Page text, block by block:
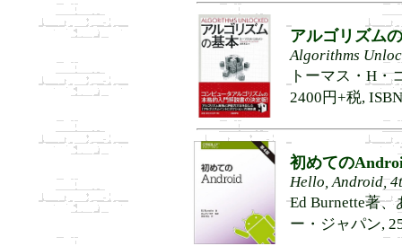
アルゴリズム
Algorithms
トーマス・H・
2400円+税,
初めての
Hello, Android,
Ed Burnette著
ー・ジャパン,